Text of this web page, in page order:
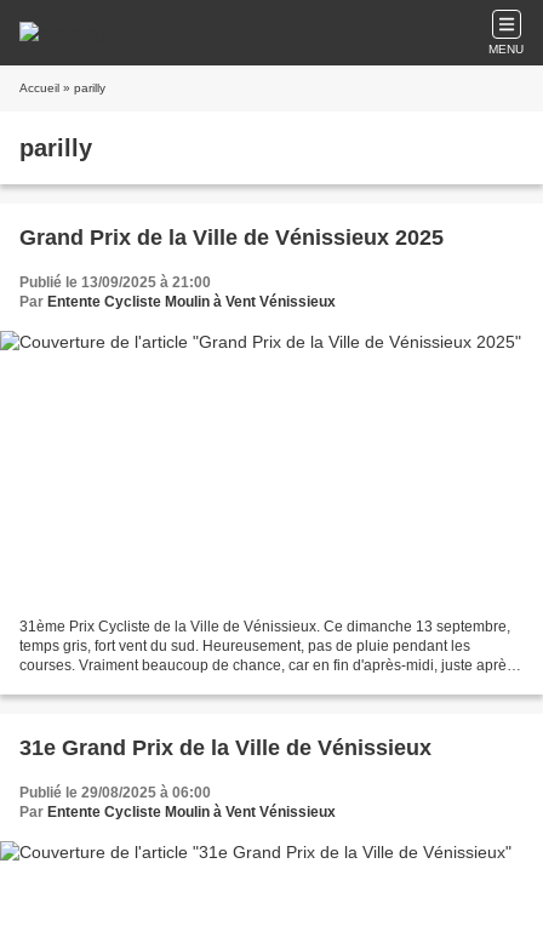
MENU
Accueil » parilly
parilly
Grand Prix de la Ville de Vénissieux 2025
Publié le 13/09/2025 à 21:00
Par Entente Cycliste Moulin à Vent Vénissieux
31ème Prix Cycliste de la Ville de Vénissieux. Ce dimanche 13 septembre,
temps gris, fort vent du sud. Heureusement, pas de pluie pendant les
courses. Vraiment beaucoup de chance, car en fin d'après-midi, juste après
31e Grand Prix de la Ville de Vénissieux
Publié le 29/08/2025 à 06:00
Par Entente Cycliste Moulin à Vent Vénissieux